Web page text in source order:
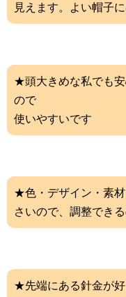
見えます。よい帽子
★頭大きめな私でも
ので
使いやすいです
★色・デザイン・素
さいので、調整でき
★先端にある針金が